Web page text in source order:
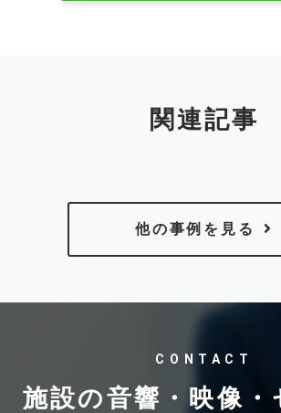
関連記事
他の事例を見る
CONTACT
施設の音響・映像・